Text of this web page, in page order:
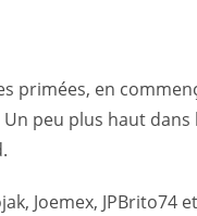
primées, en
peu plus haut
Joemex,